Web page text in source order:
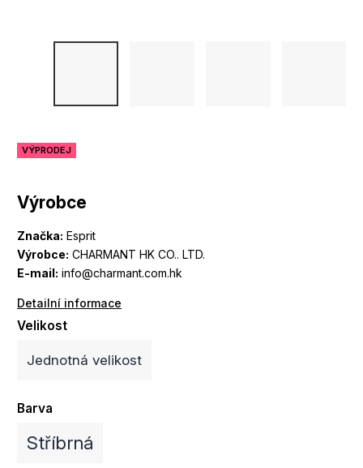
Výrobce
Značka: Esprit
Výrobce: CHARMANT HK CO.. LTD.
E-mail: info@charmant.com.hk
Detailní informace
VÝPRODEJ
Velikost
Jednotná velikost
Barva
Stříbrná